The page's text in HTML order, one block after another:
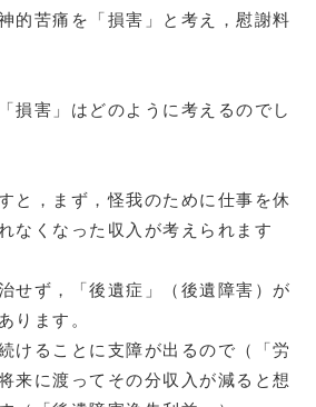
的苦痛を「損害」と考え，慰謝料
害」はどのように考えるのでし
と，まず，怪我のために仕事を休
なくなった収入が考えられます
せず，「後遺症」（後遺障害）が
ります。
けることに支障が出るので（「労
来に渡ってその分収入が減ると想